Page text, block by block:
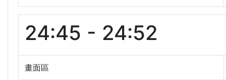
24:45 - 24:52
畫面區